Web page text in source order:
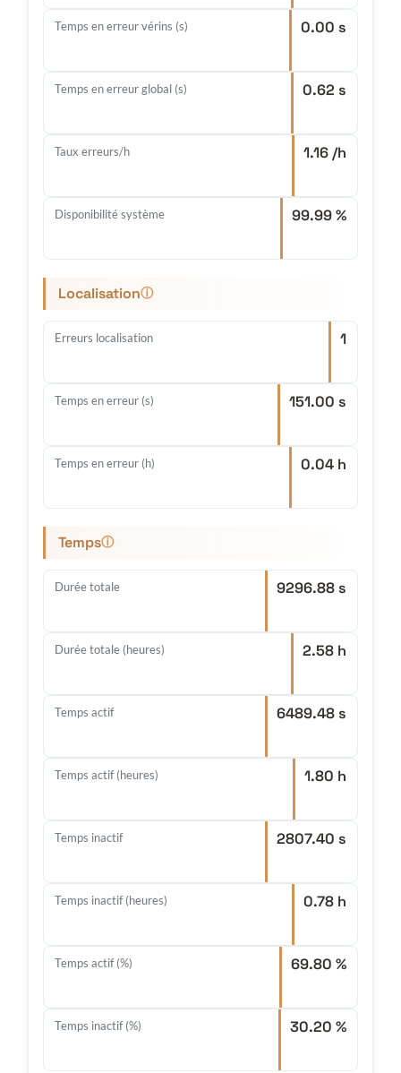
Temps en erreur vérins (s) 0.00 s
Temps en erreur global (s) 0.62 s
Taux erreurs/h 1.16 /h
Disponibilité système 99.99 %
Localisationⓘ
Erreurs localisation 1
Temps en erreur (s) 151.00 s
Temps en erreur (h) 0.04 h
Tempsⓘ
Durée totale 9296.88 s
Durée totale (heures) 2.58 h
Temps actif 6489.48 s
Temps actif (heures) 1.80 h
Temps inactif 2807.40 s
Temps inactif (heures) 0.78 h
Temps actif (%) 69.80 %
Temps inactif (%) 30.20 %